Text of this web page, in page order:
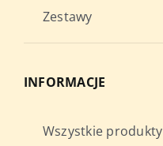
Zestawy
INFORMACJE
Wszystkie produkty